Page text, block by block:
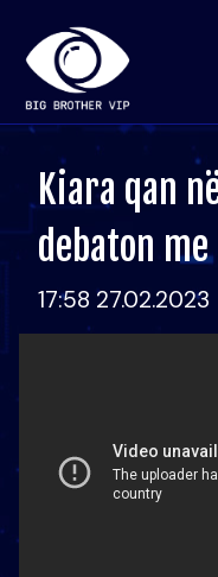
Kiara qan
debaton
17:58 27.02.2023